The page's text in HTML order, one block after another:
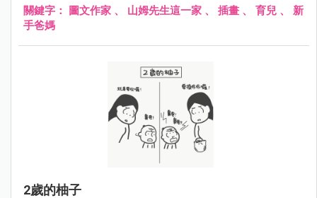
關鍵字： 圖文作家 、 山姆先生這一家 、 插畫 、 育兒 、 新
手爸媽
2歲的柚子